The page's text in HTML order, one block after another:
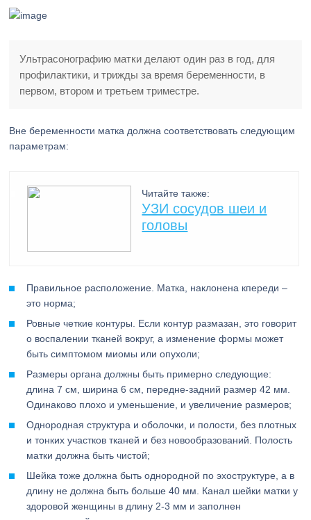
Ультрасонографию матки делают один раз в год, для
профилактики, и трижды за время беременности, в
первом, втором и третьем триместре.
Вне беременности матка должна соответствовать следующим
параметрам:
Читайте также:
УЗИ сосудов шеи и
головы
Правильное расположение. Матка, наклонена кпереди –
это норма;
Ровные четкие контуры. Если контур размазан, это говорит
о воспалении тканей вокруг, а изменение формы может
быть симптомом миомы или опухоли;
Размеры органа должны быть примерно следующие:
длина 7 см, ширина 6 см, передне-задний размер 42 мм.
Одинаково плохо и уменьшение, и увеличение размеров;
Однородная структура и оболочки, и полости, без плотных
и тонких участков тканей и без новообразований. Полость
матки должна быть чистой;
Шейка тоже должна быть однородной по эхоструктуре, а в
длину не должна быть больше 40 мм. Канал шейки матки у
здоровой женщины в длину 2-3 мм и заполнен